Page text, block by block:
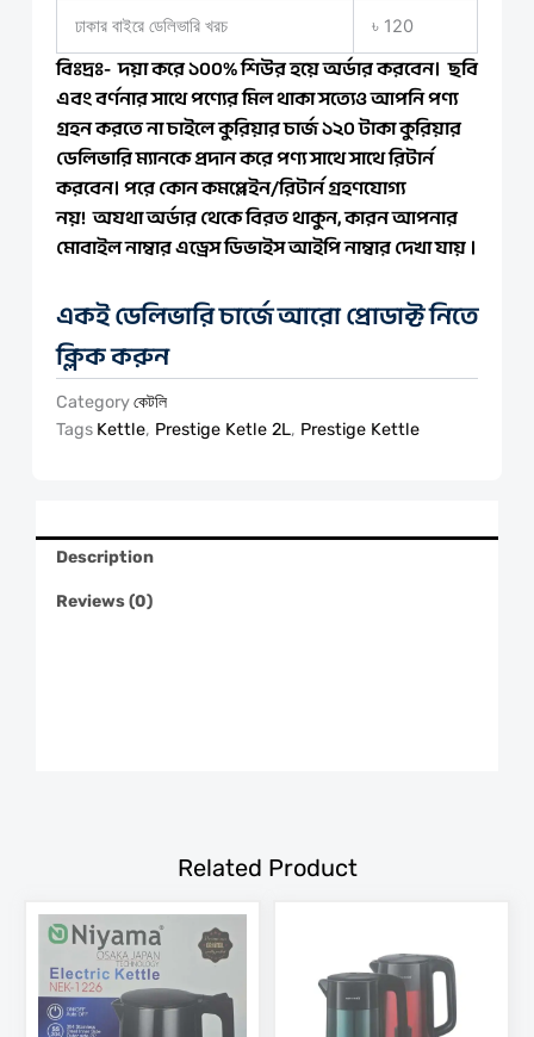
ঢাকার বাইরে ডেলিভারি খরচ ৳ 120
বিঃদ্রঃ- দয়া করে ১০০% শিউর হয়ে অর্ডার করবেন। ছবি
এবং বর্ণনার সাথে পণ্যের মিল থাকা সত্যেও আপনি পণ্য
গ্রহন করতে না চাইলে কুরিয়ার চার্জ ১২০ টাকা কুরিয়ার
ডেলিভারি ম্যানকে প্রদান করে পণ্য সাথে সাথে রিটার্ন
করবেন। পরে কোন কমপ্লেইন/রিটার্ন গ্রহণযোগ্য
নয়! অযথা অর্ডার থেকে বিরত থাকুন, কারন আপনার
মোবাইল নাম্বার এড্রেস ডিভাইস আইপি নাম্বার দেখা যায় ।
একই ডেলিভারি চার্জে আরো প্রোডাক্ট নিতে
ক্লিক করুন
Categoryকেটলি
Tags Kettle, Prestige Ketle 2L, Prestige Kettle
Description
Reviews (0)
Related Product